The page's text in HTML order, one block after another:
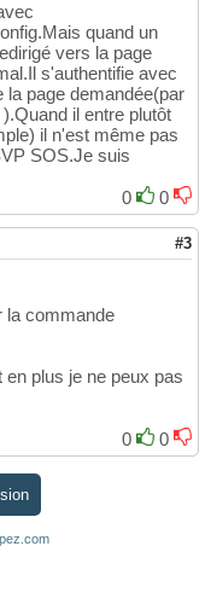
quand un
vers la page
s'authentifie avec
page demandée(par
il entre plutôt
il n'est même pas
SOS.Je suis
0
0
#3
la commande
plus je ne peux pas
0
0